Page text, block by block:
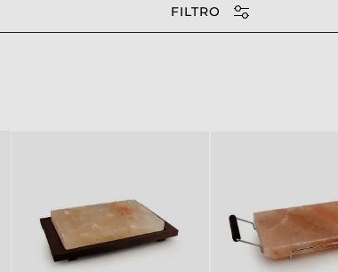
FILTRO